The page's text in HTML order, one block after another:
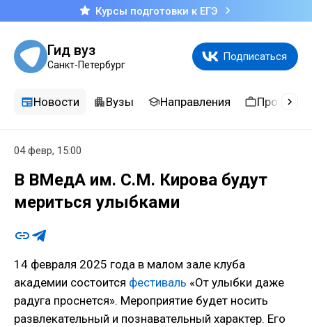
Курсы подготовки к ЕГЭ
Гид вуз
Санкт-Петербург
Подписаться
Новости Вузы Направления
04 февр, 15:00
В ВМедА им. С.М. Кирова будут
мериться улыбками
14 февраля 2025 года в малом зале клуба
академии состоится фестиваль «От улыбки даже
радуга проснется». Мероприятие будет носить
развлекательный и познавательный характер. Его